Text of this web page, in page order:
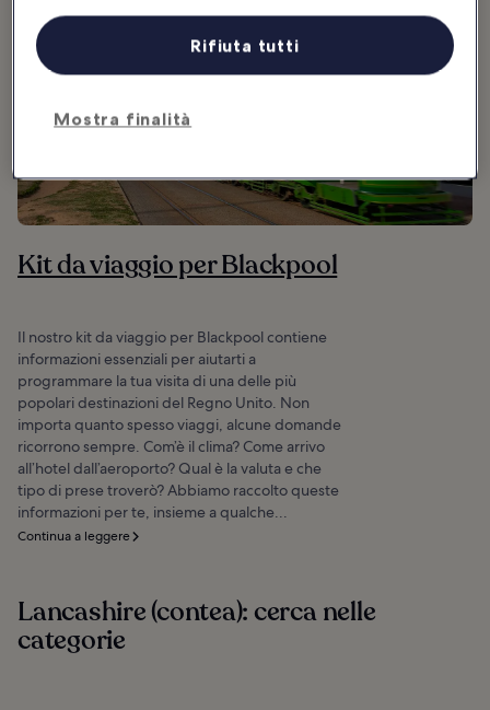
Kit da viaggio per Blackpool
Il nostro kit da viaggio per Blackpool contiene
informazioni essenziali per aiutarti a
programmare la tua visita di una delle più
popolari destinazioni del Regno Unito. Non
importa quanto spesso viaggi, alcune domande
ricorrono sempre. Com’è il clima? Come arrivo
all’hotel dall’aeroporto? Qual è la valuta e che
tipo di prese troverò? Abbiamo raccolto queste
informazioni per te, insieme a qualche...
Continua a leggere
Lancashire (contea): cerca nelle
categorie
Mostra finalità
Rifiuta tutti